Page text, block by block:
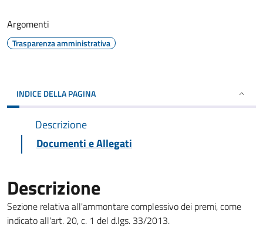
Argomenti
Trasparenza amministrativa
INDICE DELLA PAGINA
Descrizione
Documenti e Allegati
Descrizione
Sezione relativa all'ammontare complessivo dei premi, come
indicato all'art. 20, c. 1 del d.lgs. 33/2013.